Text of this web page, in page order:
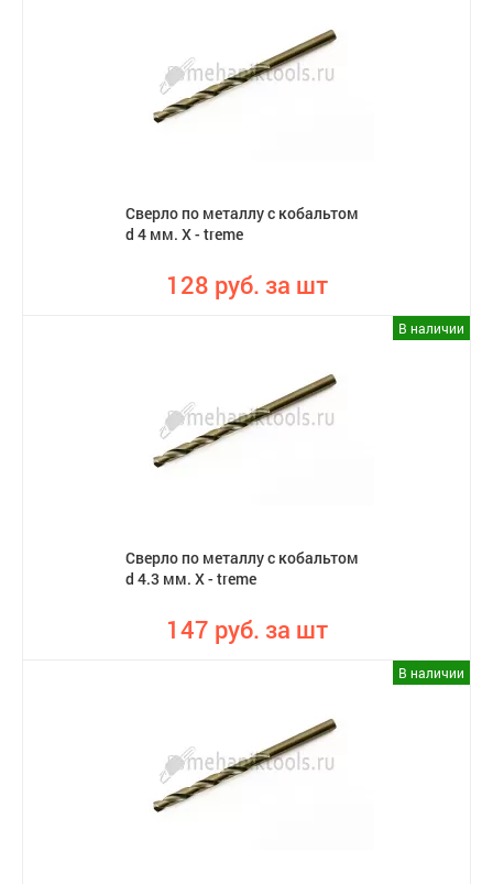
Сверло по металлу с кобальтом
d 4 мм. X - treme
128 руб. за шт
В наличии
Сверло по металлу с кобальтом
d 4.3 мм. X - treme
147 руб. за шт
В наличии